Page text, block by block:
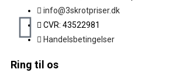
info@3skrotpriser.dk
CVR: 43522981
Handelsbetingelser
Ring til os